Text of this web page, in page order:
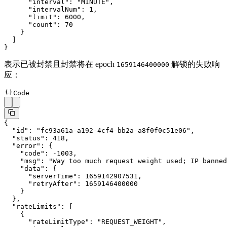
      "interval"
: "MINUTE" ,
      "intervalNum"
: 1 ,
      "limit"
: 6000 ,
      "count"
: 70
    }
}
表示已被封禁且封禁将在 epoch 1659146400000 解锁的失败响
应：
Code
{
  "id"
: "fc93a61a-a192-4cf4-bb2a-a8f0f0c51e06" ,
  "status"
: 418 ,
  "error"
: {
    "code"
: -1003 ,
    "msg"
:
"Way too much request weight used; IP
    "data"
: {
      "serverTime"
: 1659142907531 ,
      "retryAfter"
: 1659146400000
    }
  },
  "rateLimits"
: [
    {
      "rateLimitType"
: "REQUEST_WEIGHT" ,